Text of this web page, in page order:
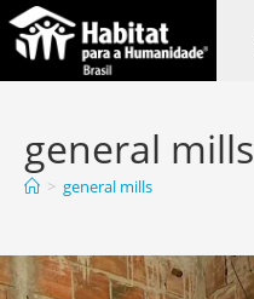
general mills
> general mills